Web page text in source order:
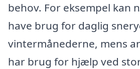
behov. For eksempel kan
have brug for daglig
vintermånederne, mens
har brug for hjælp ved